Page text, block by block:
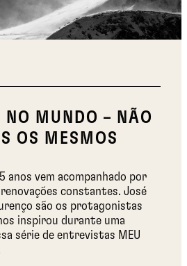
NO MUNDO – NÃO
OS MESMOS
anos vem acompanhado por
constantes. José
são os protagonistas
inspirou durante uma
série de entrevistas MEU